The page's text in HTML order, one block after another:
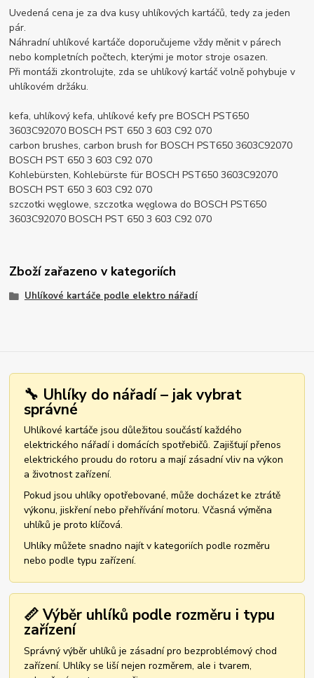
Uvedená cena je za dva kusy uhlíkových kartáčů, tedy za jeden
pár.
Náhradní uhlíkové kartáče doporučujeme vždy měnit v párech
nebo kompletních počtech, kterými je motor stroje osazen.
Při montáži zkontrolujte, zda se uhlíkový kartáč volně pohybuje v
uhlíkovém držáku.
kefa, uhlíkový kefa, uhlíkové kefy pre BOSCH PST650
3603C92070 BOSCH PST 650 3 603 C92 070
carbon brushes, carbon brush for BOSCH PST650 3603C92070
BOSCH PST 650 3 603 C92 070
Kohlebürsten, Kohlebürste für BOSCH PST650 3603C92070
BOSCH PST 650 3 603 C92 070
szczotki węglowe, szczotka węglowa do BOSCH PST650
3603C92070 BOSCH PST 650 3 603 C92 070
Zboží zařazeno v kategoriích
Uhlíkové kartáče podle elektro nářadí
🔧 Uhlíky do nářadí – jak vybrat
správné
Uhlíkové kartáče jsou důležitou součástí každého
elektrického nářadí i domácích spotřebičů. Zajišťují přenos
elektrického proudu do rotoru a mají zásadní vliv na výkon
a životnost zařízení.
Pokud jsou uhlíky opotřebované, může docházet ke ztrátě
výkonu, jiskření nebo přehřívání motoru. Včasná výměna
uhlíků je proto klíčová.
Uhlíky můžete snadno najít v kategoriích podle rozměru
nebo podle typu zařízení.
📏 Výběr uhlíků podle rozměru i typu
zařízení
Správný výběr uhlíků je zásadní pro bezproblémový chod
zařízení. Uhlíky se liší nejen rozměrem, ale i tvarem,